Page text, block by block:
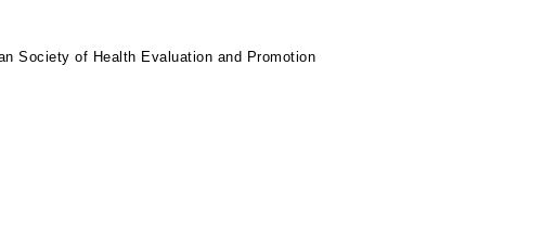
Society of Health Evaluation and Promotion